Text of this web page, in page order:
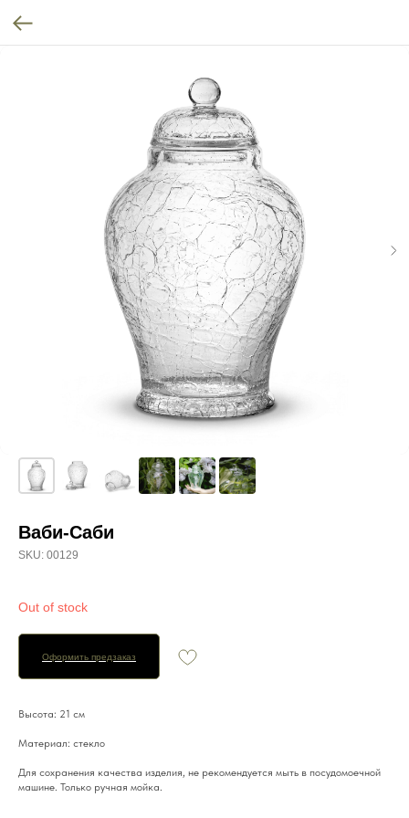
Ваби-Саби
SKU: 00129
Out of stock
Оформить предзаказ
Высота: 21 см
Материал: стекло
Для сохранения качества изделия, не рекомендуется мыть в посудомоечной
машине. Только ручная мойка.